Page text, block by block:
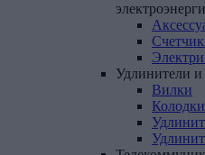
Удлинители и
Вилки